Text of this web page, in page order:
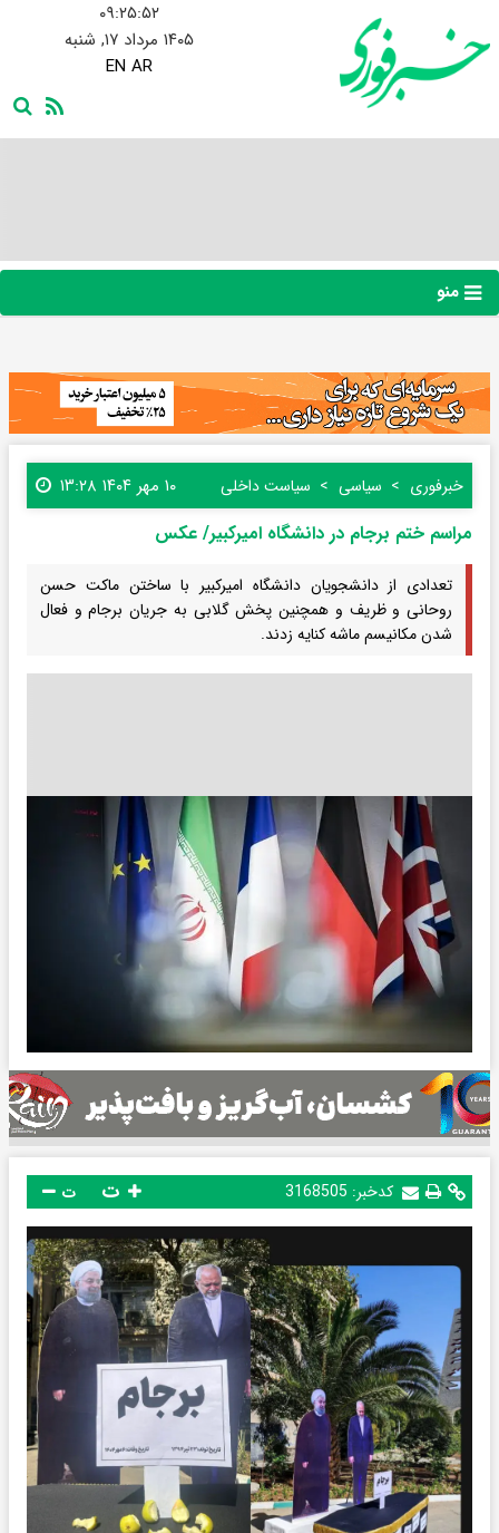
۰۹:۲۵:۵۴
۱۴۰۵ مرداد ۱۷, شنبه
EN AR
منو
خبرفوری سیاسی سیاست داخلی ۱۰ مهر ۱۴۰۴ ۱۳:۲۸
مراسم ختم برجام در دانشگاه امیرکبیر/ عکس
تعدادی از دانشجویان دانشگاه امیرکبیر با ساختن ماکت حسن
روحانی و ظریف و همچنین پخش گلابی به جریان برجام و فعال
شدن مکانیسم ماشه کنایه زدند.
کدخبر: 3168505 ت